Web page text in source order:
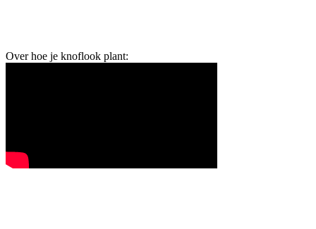
Over hoe je knoflook plant: